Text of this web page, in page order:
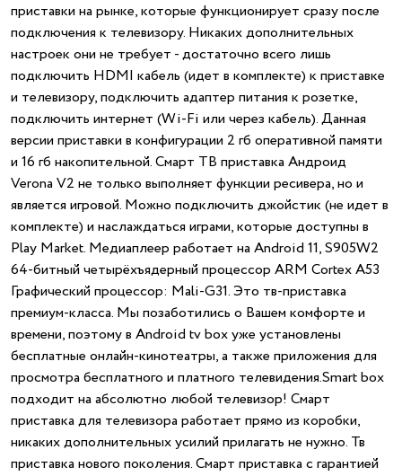
приставки на рынке, которые функционирует сразу после
подключения к телевизору. Никаких дополнительных
настроек они не требует - достаточно всего лишь
подключить HDMI кабель (идет в комплекте) к приставке
и телевизору, подключить адаптер питания к розетке,
подключить интернет (Wi-Fi или через кабель). Данная
версии приставки в конфигурации 2 гб оперативной памяти
и 16 гб накопительной. Смарт ТВ приставка Андроид
Verona V2 не только выполняет функции ресивера, но и
является игровой. Можно подключить джойстик (не идет в
комплекте) и наслаждаться играми, которые доступны в
Play Market. Медиаплеер работает на Android 11, S905W2
64-битный четырёхъядерный процессор ARM Cortex A53
Графический процессор: Mali-G31. Это тв-приставка
премиум-класса. Мы позаботились о Вашем комфорте и
времени, поэтому в Android tv box уже установлены
бесплатные онлайн-кинотеатры, а также приложения для
просмотра бесплатного и платного телевидения.Smart box
подходит на абсолютно любой телевизор! Смарт
приставка для телевизора работает прямо из коробки,
никаких дополнительных усилий прилагать не нужно. Тв
приставка нового поколения. Смарт приставка с гарантией